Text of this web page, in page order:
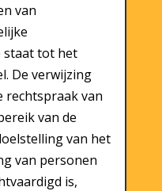
van
tot het
De verwijzing
rechtspraak van
van de
van het
van personen
is,